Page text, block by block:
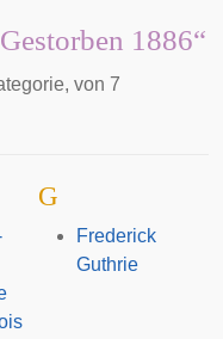
1886“
von 7
G
Frederick
Guthrie